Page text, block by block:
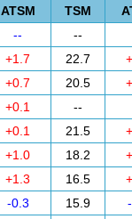
ATSM TSM
--
--
+1.7 22.7
+0.7 20.5
+0.1
--
+0.1 21.5
+1.0 18.2
+1.3 16.5
-0.3 15.9